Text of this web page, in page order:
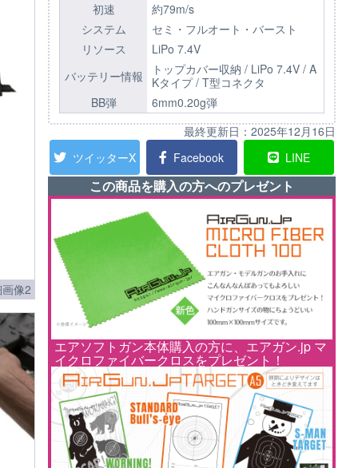
初速
約79m/s
システム
セミ・フルオート・バースト
リソース
LiPo 7.4V
バッテリー情報
トップカバー収納 / LiPo 7.4V / A
Kタイプ / T型コネクタ
BB弾
6mm0.20g弾
最終更新日： 2025年12月16日
ツイッターX
Facebook LINE
この商品を購入の方へのプレゼント
エアソフトガン本体購入の方に、エアガン.jp マ
イクロファイバークロスをプレゼント！
像2